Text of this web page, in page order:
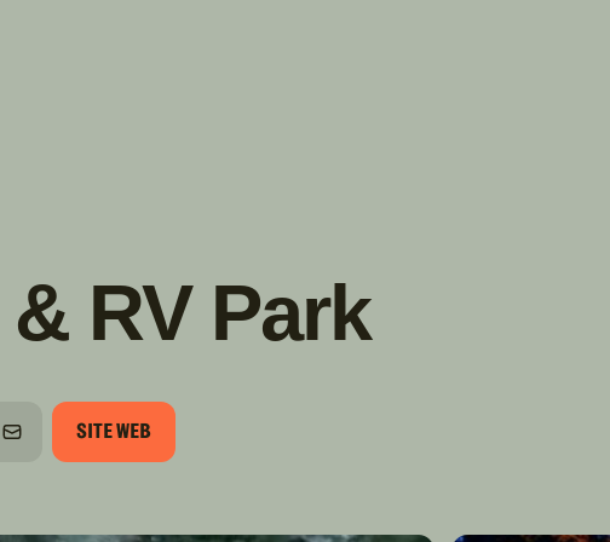
RV Park
COURRIELSITE WEB